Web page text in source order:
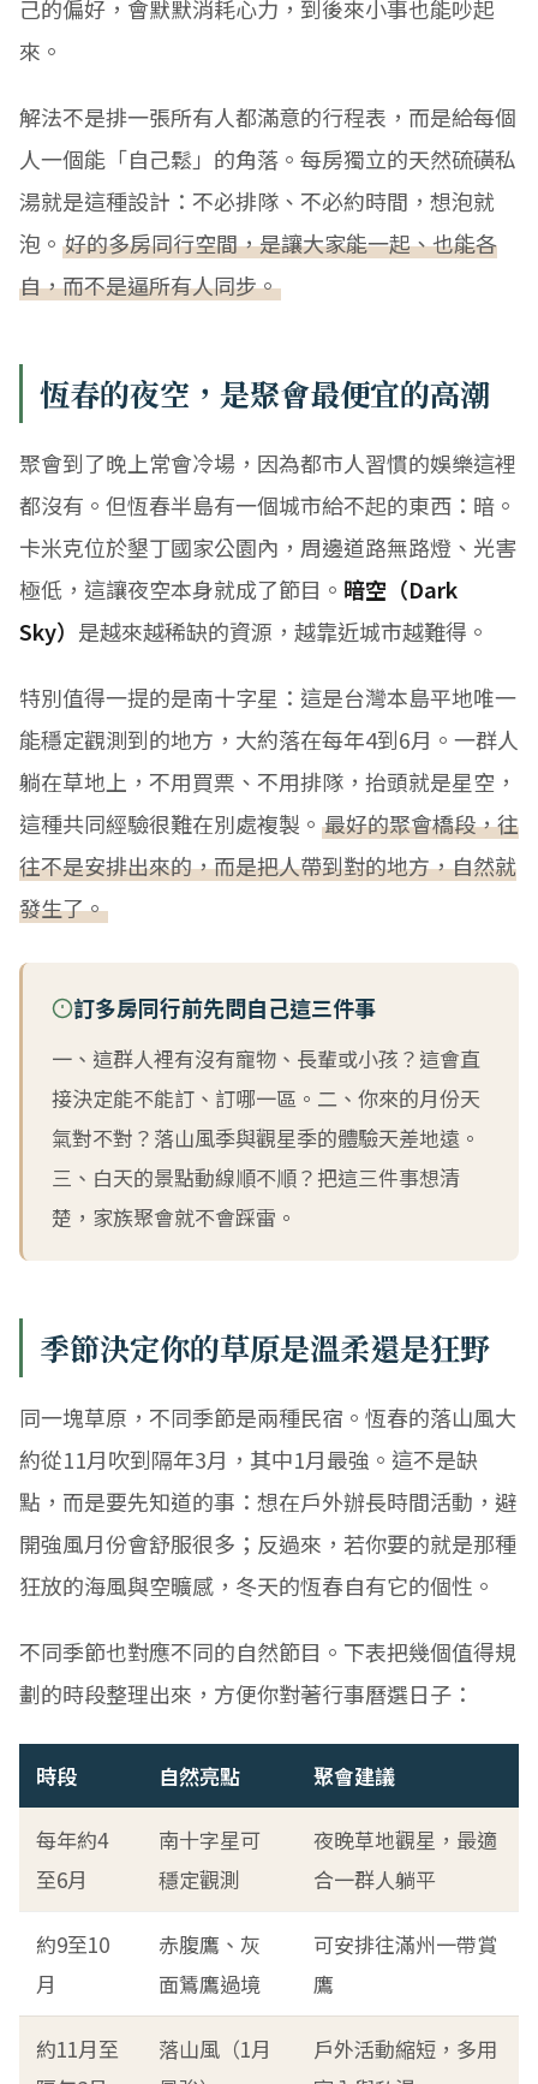
己的偏好，會默默消耗心力，到後來小事也能吵起
來。
解法不是排一張所有人都滿意的行程表，而是給每個
人一個能「自己鬆」的角落。每房獨立的天然硫磺私
湯就是這種設計：不必排隊、不必約時間，想泡就
泡。 好的多房同行空間，是讓大家能一起、也能各
自，而不是逼所有人同步。
恆春的夜空，是聚會最便宜的高潮
聚會到了晚上常會冷場，因為都市人習慣的娛樂這裡
都沒有。但恆春半島有一個城市給不起的東西：暗。
卡米克位於墾丁國家公園內，周邊道路無路燈、光害
極低，這讓夜空本身就成了節目。 暗空（Dark
Sky） 是越來越稀缺的資源，越靠近城市越難得。
特別值得一提的是南十字星：這是台灣本島平地唯一
能穩定觀測到的地方，大約落在每年4到6月。一群人
躺在草地上，不用買票、不用排隊，抬頭就是星空，
這種共同經驗很難在別處複製。 最好的聚會橋段，往
往不是安排出來的，而是把人帶到對的地方，自然就
發生了。
訂多房同行前先問自己這三件事
一、這群人裡有沒有寵物、長輩或小孩？這會直
接決定能不能訂、訂哪一區。二、你來的月份天
氣對不對？落山風季與觀星季的體驗天差地遠。
三、白天的景點動線順不順？把這三件事想清
楚，家族聚會就不會踩雷。
季節決定你的草原是溫柔還是狂野
同一塊草原，不同季節是兩種民宿。恆春的落山風大
約從11月吹到隔年3月，其中1月最強。這不是缺
點，而是要先知道的事：想在戶外辦長時間活動，避
開強風月份會舒服很多；反過來，若你要的就是那種
狂放的海風與空曠感，冬天的恆春自有它的個性。
不同季節也對應不同的自然節目。下表把幾個值得規
劃的時段整理出來，方便你對著行事曆選日子：
時段 自然亮點 聚會建議
每年約4
至6月
南十字星可
穩定觀測
夜晚草地觀星，最適
合一群人躺平
約9至10
月
赤腹鷹、灰
面鵟鷹過境
可安排往滿州一帶賞
鷹
約11月至
落山風（1月
戶外活動縮短，多用